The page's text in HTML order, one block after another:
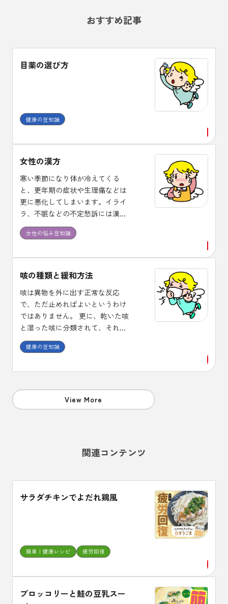
おすすめ記事
目薬の選び方
健康の豆知識
女性の漢方
寒い季節になり体が冷えてくる
と、更年期の症状や生理痛などは
更に悪化してしまいます。イライ
ラ、不眠などの不定愁訴には漢方
治療が適しており、体質に合った
漢方薬を１ヶ月程度は継続して服
女性の悩み豆知識
咳の種類と緩和方法
咳は異物を外に出す正常な反応
で、ただ止めればよいというわけ
ではありません。 更に、乾いた咳
と湿った咳に分類されて、それぞ
れに使用する薬剤が異なります。
また、咳止め薬には中枢性と末梢
を使うと症状が悪化する場合があ
健康の豆知識
View More
関連コンテンツ
サラダチキンでよだれ鶏風
簡単！健康レシピ 疲労回復
ブロッコリーと鮭の豆乳スー